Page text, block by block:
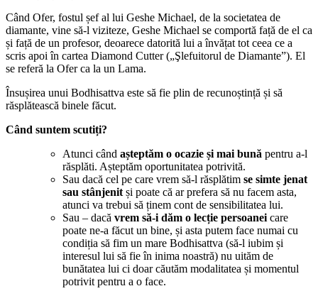
Când Ofer, fostul șef al lui Geshe Michael, de la societatea de
diamante, vine să-l viziteze, Geshe Michael se comportă față de el ca
și față de un profesor, deoarece datorită lui a învățat tot ceea ce a
scris apoi în cartea Diamond Cutter („Şlefuitorul de Diamante”). El
se referă la Ofer ca la un Lama.
Însușirea unui Bodhisattva este să fie plin de recunoștință și să
răsplătească binele făcut.
Când suntem scutiți?
Atunci când așteptăm o ocazie și mai bună pentru a-l
răsplăti. Așteptăm oportunitatea potrivită.
Sau dacă cel pe care vrem să-l răsplătim se simte jenat
sau stânjenit și poate că ar prefera să nu facem asta,
atunci va trebui să ținem cont de sensibilitatea lui.
Sau – dacă vrem să-i dăm o lecție persoanei care
poate ne-a făcut un bine, și asta putem face numai cu
condiția să fim un mare Bodhisattva (să-l iubim și
interesul lui să fie în inima noastră) nu uităm de
bunătatea lui ci doar căutăm modalitatea și momentul
potrivit pentru a o face.